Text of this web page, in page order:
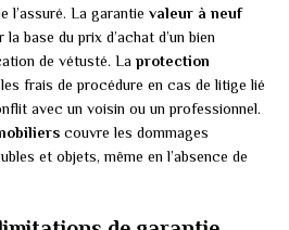
l’assuré. La garantie valeur à neuf
base du prix d’achat d’un bien
de vétusté. La protection
frais de procédure en cas de litige lié
avec un voisin ou un professionnel.
couvre les dommages
et objets, même en l’absence de